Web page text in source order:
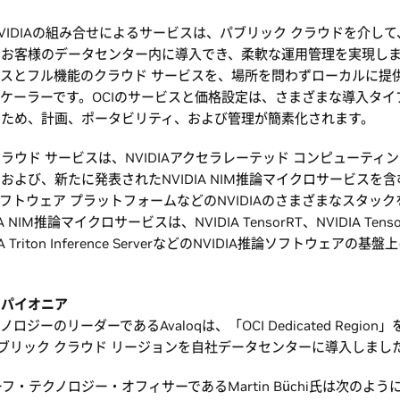
の組み合せによるサービスは、パブリック クラウドを介し
客様のデータセンター内に導入でき、柔軟な運用管理を実現し
とフル機能のクラウド サービスを、場所を問わずローカルに提
ーラーです。OCIのサービスと価格設定は、さまざまな導入タイ
め、計画、ポータビリティ、および管理が簡素化されます。
ウド サービスは、NVIDIAアクセラレーテッド コンピューティ
よび、新たに発表されたNVIDIA NIM推論マイクロサービスを
トウェア プラットフォームなどのNVIDIAのさまざまなスタック
NIM推論マイクロサービスは、NVIDIA TensorRT、NVIDIA
Triton Inference ServerなどのNVIDIA推論ソフトウェアの基盤
イオニア
ロジーのリーダーであるAvaloqは、「OCI Dedicated Region」
リック クラウド リージョンを自社データセンターに導入しまし
・テクノロジー・オフィサーであるMartin Büchi氏は次のよう